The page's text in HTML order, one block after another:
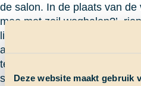
Deze website maakt gebruik
de salon. In de plaats van de
mee met zeil weghalen?’,
liet letterlijk alles vallen en
andere SaS’ers naar het
te bevriezen in zijn T-shirt,
schelen. Zo’n kans maak je